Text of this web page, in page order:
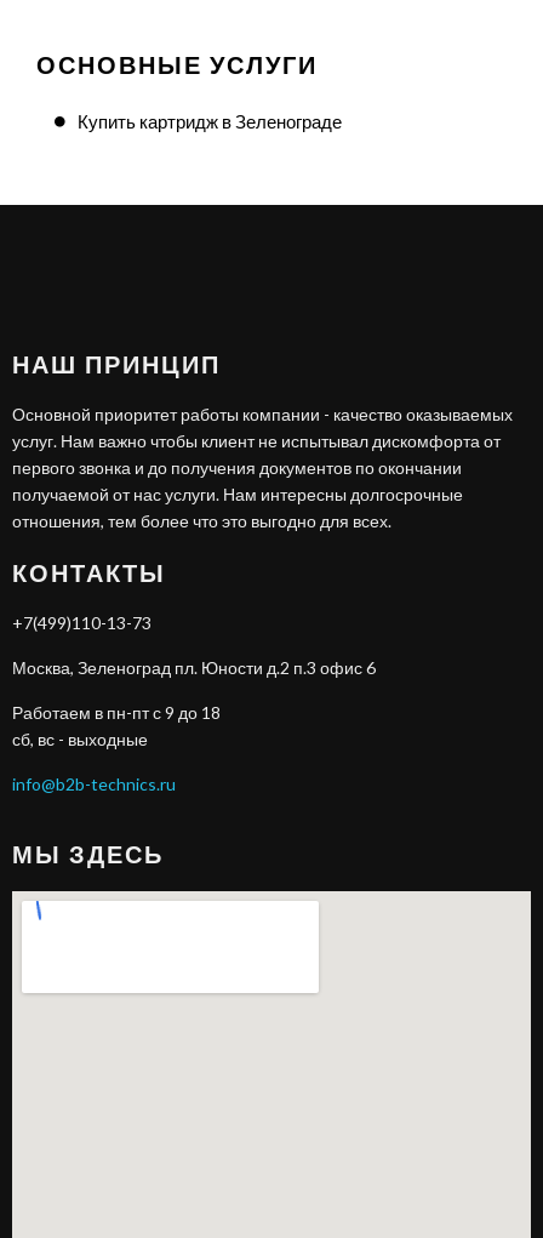
ОСНОВНЫЕ УСЛУГИ
Купить картридж в Зеленограде
НАШ ПРИНЦИП
Основной приоритет работы компании - качество оказываемых
услуг. Нам важно чтобы клиент не испытывал дискомфорта от
первого звонка и до получения документов по окончании
получаемой от нас услуги. Нам интересны долгосрочные
отношения, тем более что это выгодно для всех.
КОНТАКТЫ
+7(499)110-13-73
Москва, Зеленоград пл. Юности д.2 п.3 офис 6
Работаем в пн-пт с 9 до 18
сб, вс - выходные
info@b2b-technics.ru
МЫ ЗДЕСЬ